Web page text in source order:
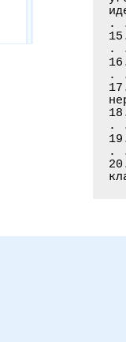
.
.
.
.
.